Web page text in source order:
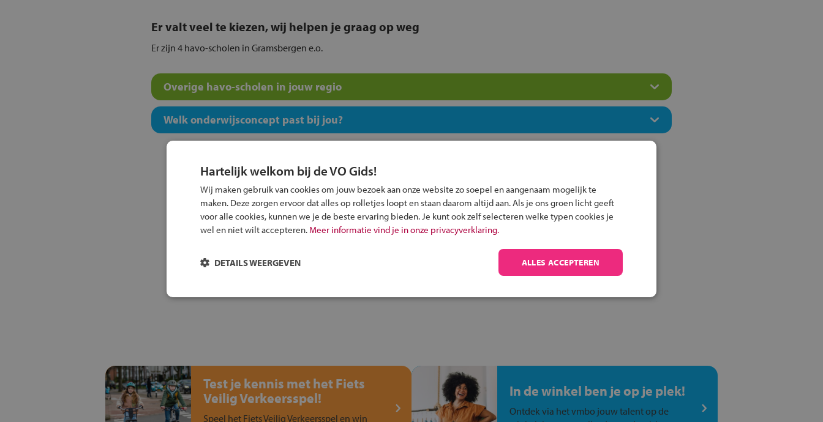
Er valt veel te kiezen, wij helpen je graag op weg
Er zijn 4 havo-scholen in Gramsbergen e.o.
Overige havo-scholen in jouw regio
Welk onderwijsconcept past bij jou?
Inschrijven?
Alle informatie om je kind aan te melden bij
Test je kennis met het Fiets
Veilig Verkeersspel!
Speel het Fiets Veilig Verkeersspel en win
In de winkel ben je op je plek!
Ontdek via het vmbo jouw talent op de
Hartelijk welkom bij de VO Gids!
Wij maken gebruik van cookies om jouw bezoek aan onze website zo soepel en aangenaam mogelijk te
maken. Deze zorgen ervoor dat alles op rolletjes loopt en staan daarom altijd aan. Als je ons groen licht geeft
voor alle cookies, kunnen we je de beste ervaring bieden. Je kunt ook zelf selecteren welke typen cookies je
wel en niet wilt accepteren. Meer informatie vind je in onze privacyverklaring.
ALLES ACCEPTEREN
DETAILS WEERGEVEN